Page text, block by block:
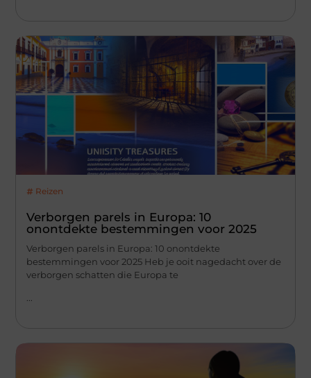
Reizen
Verborgen parels in Europa: 10
onontdekte bestemmingen voor 2025
Verborgen parels in Europa: 10 onontdekte
bestemmingen voor 2025 Heb je ooit nagedacht over de
verborgen schatten die Europa te
...